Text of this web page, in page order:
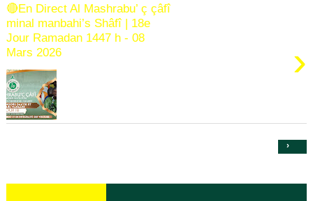
⁣🔴En Direct Al Mashrabu’ ç çâfî
minal manbahi’s Shâfî | 18e
Jour Ramadan 1447 h - 08
Mars 2026
›
›